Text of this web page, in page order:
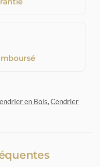
en Bois,Cendrier